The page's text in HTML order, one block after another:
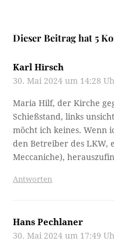
Dieser Beitrag hat 5
Karl Hirsch
30. Mai 2024 um 14:28
Maria Hilf, der Kirche
Schießstand, links
möcht ich keines. Wenn
den Betreiber des LKW,
Meccaniche),
Antworten
Hans Pechlaner
30. Mai 2024 um 17:49